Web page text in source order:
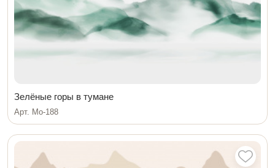
Зелёные горы в тумане
Арт. Мо-188